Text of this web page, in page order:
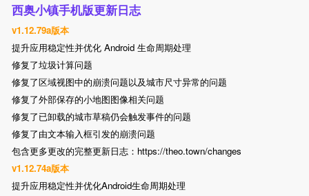
西奥小镇手机版更新日志
v1.12.79a版本
提升应用稳定性并优化 Android 生命周期处理
修复了垃圾计算问题
修复了区域视图中的崩溃问题以及城市尺寸异常的问题
修复了外部保存的小地图图像相关问题
修复了已卸载的城市草稿仍会触发事件的问题
修复了由文本输入框引发的崩溃问题
包含更多更改的完整更新日志：https://theo.town/changes
v1.12.74a版本
提升应用稳定性并优化Android生命周期处理